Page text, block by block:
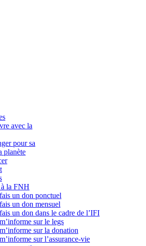
avec la
pour sa
planète
à la FNH
un don ponctuel
un don mensuel
un don dans le cadre de l’IFI
sur le legs
sur la donation
sur l’assurance-vie